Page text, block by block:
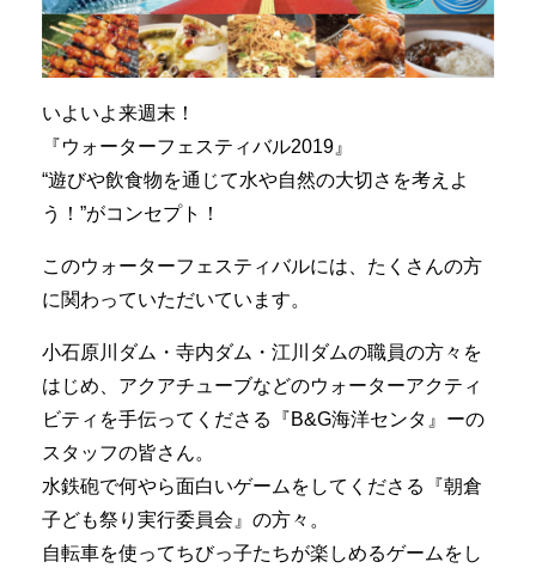
いよいよ来週末！
『ウォーターフェスティバル2019』
“遊びや飲食物を通じて水や自然の大切さを考えよ
う！”がコンセプト！
このウォーターフェスティバルには、たくさんの方
に関わっていただいています。
小石原川ダム・寺内ダム・江川ダムの職員の方々を
はじめ、アクアチューブなどのウォーターアクティ
ビティを手伝ってくださる『B&G海洋センタ』ーの
スタッフの皆さん。
水鉄砲で何やら面白いゲームをしてくださる『朝倉
子ども祭り実行委員会』の方々。
自転車を使ってちびっ子たちが楽しめるゲームをし